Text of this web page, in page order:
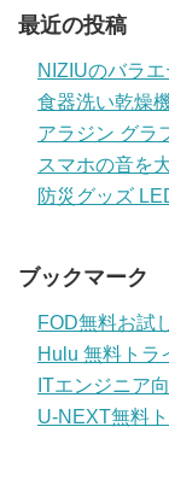
最近の投稿
NIZIUのバラ
食器洗い乾燥
アラジン グラ
スマホの音を
防災グッズ
ブックマーク
FOD無料お試
Hulu 無料トラ
ITエンジニア
U-NEXT無料